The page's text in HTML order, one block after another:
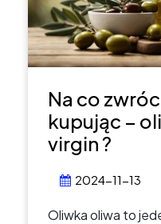
Na co
kupując –
virgin ?
2024-11-13
Oliwka oliwa to